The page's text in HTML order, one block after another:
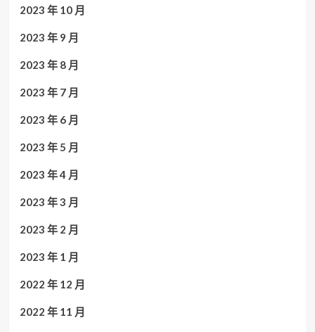
2023 年 10 月
2023 年 9 月
2023 年 8 月
2023 年 7 月
2023 年 6 月
2023 年 5 月
2023 年 4 月
2023 年 3 月
2023 年 2 月
2023 年 1 月
2022 年 12 月
2022 年 11 月